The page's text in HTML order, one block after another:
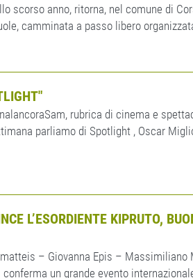
scorso anno, ritorna, nel comune di
camminata a passo libero
rubrica di cinema e
parliamo di Spotlight , Oscar
L’ESORDIENTE KIPRUTO,
– Giovanna Epis – Massimiliano
un grande evento